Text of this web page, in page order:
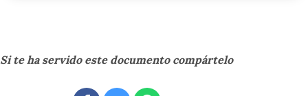
Si te ha servido este documento compártelo